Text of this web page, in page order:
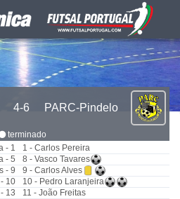
4-6 PARC-Pindelo
terminado
- 1
- 5
- 9
10
13
1 - Carlos Pereira
8 - Vasco Tavares
9 - Carlos Alves
10 - Pedro Laranjeira
11 - João Freitas